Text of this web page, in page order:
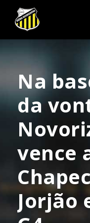
Na
da
vence
Jorjão